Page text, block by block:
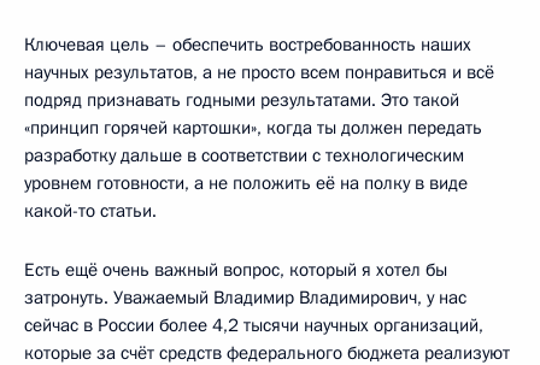
Ключевая цель – обеспечить востребованность наших
научных результатов, а не просто всем понравиться и всё
подряд признавать годными результатами. Это такой
«принцип горячей картошки», когда ты должен передать
разработку дальше в соответствии с технологическим
уровнем готовности, а не положить её на полку в виде
какой-то статьи.
Есть ещё очень важный вопрос, который я хотел бы
затронуть. Уважаемый Владимир Владимирович, у нас
сейчас в России более 4,2 тысячи научных организаций,
которые за счёт средств федерального бюджета реализуют